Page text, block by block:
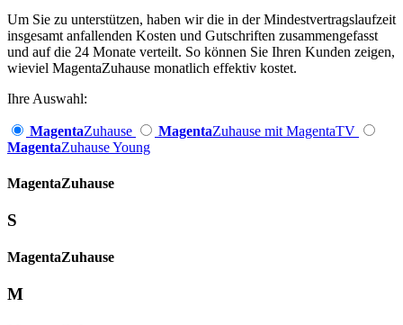
Um Sie zu unterstützen, haben wir die in der Mindestvertragslaufzeit
insgesamt anfallenden Kosten und Gutschriften zusammengefasst
und auf die 24 Monate verteilt. So können Sie Ihren Kunden zeigen,
wieviel MagentaZuhause monatlich effektiv kostet.
Ihre Auswahl:
MagentaZuhause MagentaZuhause mit MagentaTV
MagentaZuhause Young
Magenta­Zuhause
S
Magenta­Zuhause
M